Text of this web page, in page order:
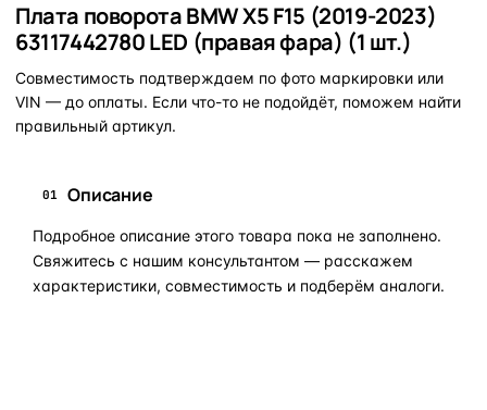
Плата поворота BMW X5 F15 (2019-2023)
63117442780 LED (правая фара) (1 шт.)
Совместимость подтверждаем по фото маркировки или
VIN — до оплаты. Если что-то не подойдёт, поможем найти
правильный артикул.
01 Описание
Подробное описание этого товара пока не заполнено.
Свяжитесь с нашим консультантом — расскажем
характеристики, совместимость и подберём аналоги.